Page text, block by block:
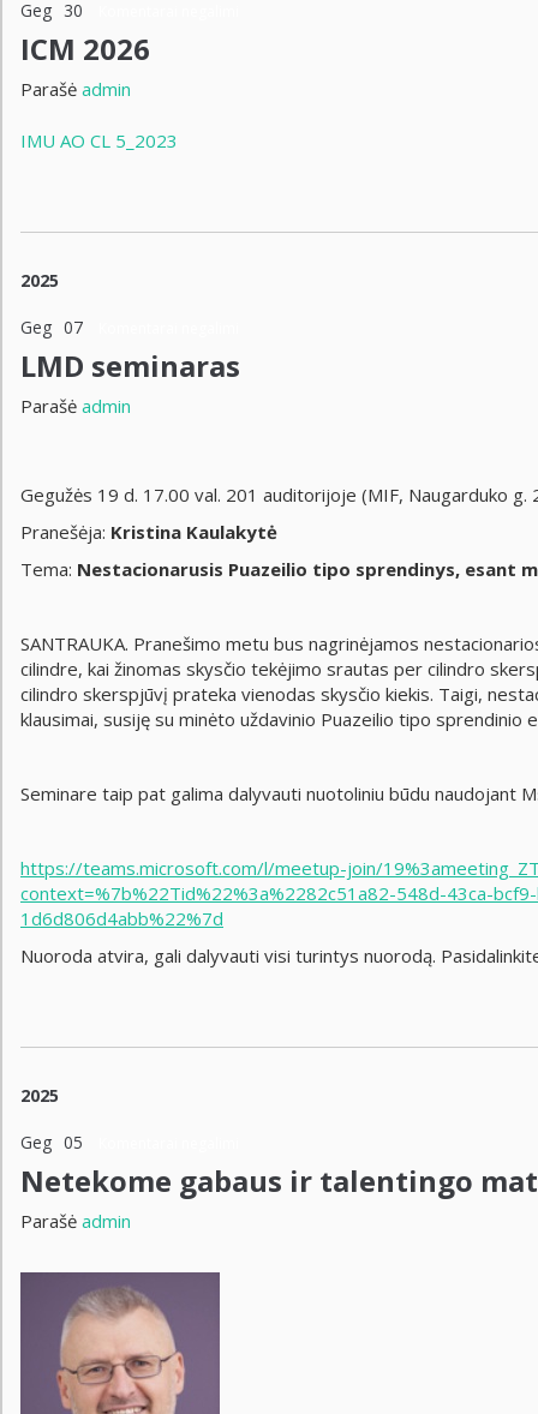
Geg 30
ICM 2026
Parašė admin
IMU AO CL 5_2023
2025
Geg 07
LMD seminaras
Parašė admin
Gegužės 19 d. 17.00 val. 201 auditorijoje (MIF, Naugarduko
Pranešėja: Kristina Kaulakytė
Tema: Nestacionarusis Puazeilio tipo sprendinys, esant
SANTRAUKA. Pranešimo metu bus nagrinėjamos
cilindre, kai žinomas skysčio tekėjimo srautas per cilindro
cilindro skerspjūvį prateka vienodas skysčio kiekis. Taigi,
klausimai, susiję su minėto uždavinio Puazeilio tipo
Seminare taip pat galima dalyvauti nuotoliniu būdu naudojant
https://teams.microsoft.com/l/meetup-join/
context=%7b%22Tid%22%3a%2282c51a82-548d-43ca-
1d6d806d4abb%22%7d
Nuoroda atvira, gali dalyvauti visi turintys nuorodą.
2025
Geg 05
Netekome gabaus ir talentingo
Parašė admin